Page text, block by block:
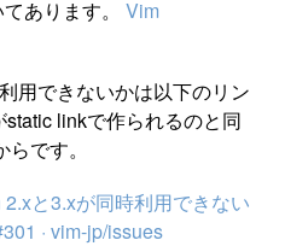
あります。 Vim
用できないかは以下のリン
linkで作られるのと同
です。
と3.xが同時利用できない
· vim-jp/issues